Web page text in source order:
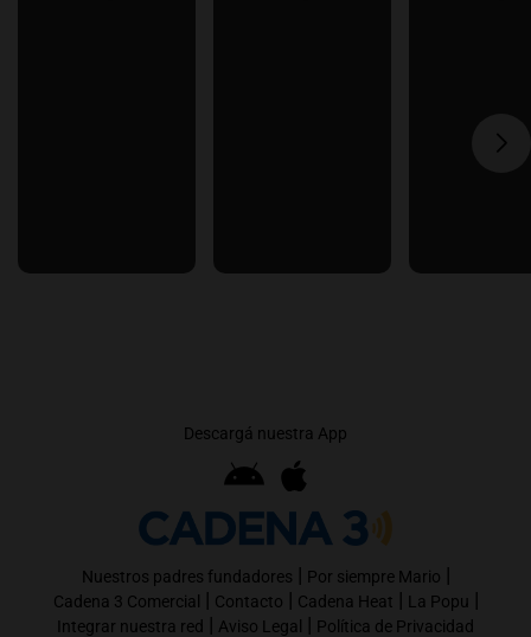
Descargá nuestra App
Nuestros padres fundadores | Por siempre Mario |
Cadena 3 Comercial | Contacto | Cadena Heat | La Popu |
Integrar nuestra red | Aviso Legal | Política de Privacidad